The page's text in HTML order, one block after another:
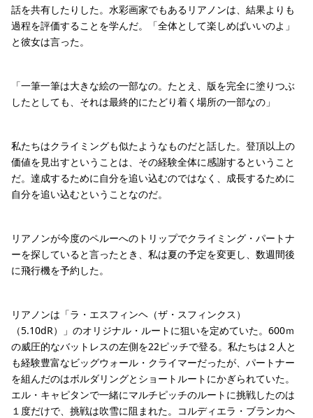
話を共有したりした。水彩画家でもあるリアノンは、結果よりも
過程を評価することを学んだ。「全体として楽しめばいいのよ」
と彼女は言った。
「一筆一筆は大きな絵の一部なの。たとえ、版を完全に塗りつぶ
したとしても、それは最終的にたどり着く場所の一部なの」
私たちはクライミングも似たようなものだと話した。登頂以上の
価値を見出すということは、その経験全体に感謝するということ
だ。達成するために自分を追い込むのではなく、成長するために
自分を追い込むということなのだ。
リアノンが今度のペルーへのトリップでクライミング・パートナ
ーを探していると言ったとき、私は夏の予定を変更し、数週間後
に飛行機を予約した。
リアノンは「ラ・エスフィンヘ（ザ・スフィンクス）
（5.10dR）」のオリジナル・ルートに狙いを定めていた。600ｍ
の威圧的なバットレスの左側を22ピッチで登る。私たちは２人と
も経験豊富なビッグウォール・クライマーだったが、パートナー
を組んだのはボルダリングとショートルートにかぎられていた。
エル・キャピタンで一緒にマルチピッチのルートに挑戦したのは
１度だけで、挑戦は吹雪に阻まれた。コルディエラ・ブランカへ